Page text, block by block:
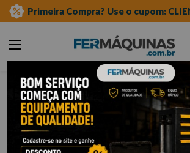
Primeira Compra? Use o cupom:
ferramentas manuais